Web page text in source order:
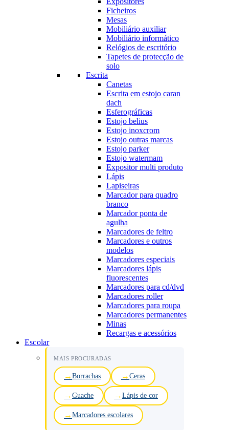
Ficheiros
Mesas
Mobiliário auxiliar
Mobiliário informático
Relógios de escritório
Tapetes de protecção de
solo
Escrita
Canetas
Escrita em estojo caran
dach
Esferográficas
Estojo belius
Estojo inoxcrom
Estojo outras marcas
Estojo parker
Estojo watermam
Expositor multi produto
Lápis
Lapiseiras
Marcador para quadro
branco
Marcador ponta de
agulha
Marcadores de feltro
Marcadores e outros
modelos
Marcadores especiais
Marcadores lápis
fluorescentes
Marcadores para cd/dvd
Marcadores roller
Marcadores para roupa
Marcadores permanentes
Minas
Recargas e acessórios
Escolar
MAIS PROCURADAS
Borrachas Ceras
Guache Lápis de cor
Marcadores escolares